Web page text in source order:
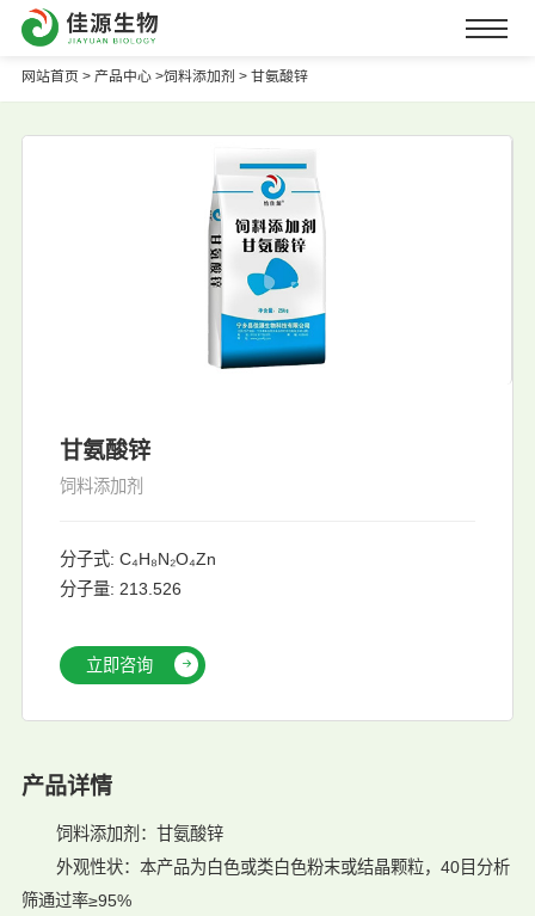
网站首页 > 产品中心 >饲料添加剂 > 甘氨酸锌
甘氨酸锌
饲料添加剂
分子式: ‌C₄H₈N₂O₄Zn
分子量: 213.526
立即咨询
产品详情
饲料添加剂：甘氨酸锌
外观性状：本产品为白色或类白色粉末或结晶颗粒，40目分析
筛通过率≥95%